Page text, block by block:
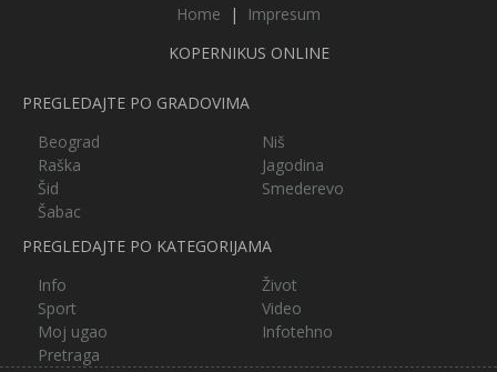
Home |
Impresum
KOPERNIKUS ONLINE
PREGLEDAJTE PO GRADOVIMA
Beograd
Niš
Raška
Jagodina
Šid
Smederevo
Šabac
PREGLEDAJTE PO KATEGORIJAMA
Info
Život
Sport
Video
Moj ugao
Infotehno
Pretraga